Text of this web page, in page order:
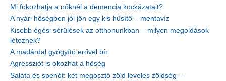
Mi fokozhatja a nőknél a demencia kockázatait?
A nyári hőségben jól jön egy kis hűsítő – mentavíz
Kisebb égési sérülések az otthonunkban – milyen megoldások
léteznek?
A madárdal gyógyító erővel bír
Agressziót is okozhat a hőség
Saláta és spenót: két megosztó zöld leveles zöldség –